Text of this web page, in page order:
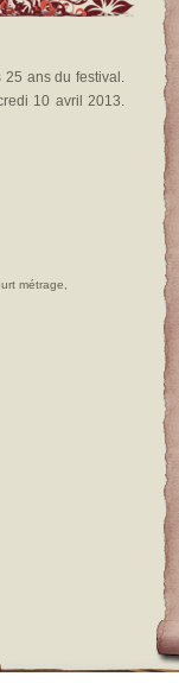
25 ans du festival.
10 avril 2013.
métrage